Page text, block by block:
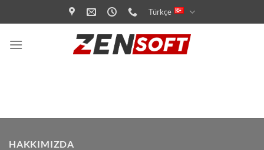
atla
Türkçe
HAKKIMIZDA